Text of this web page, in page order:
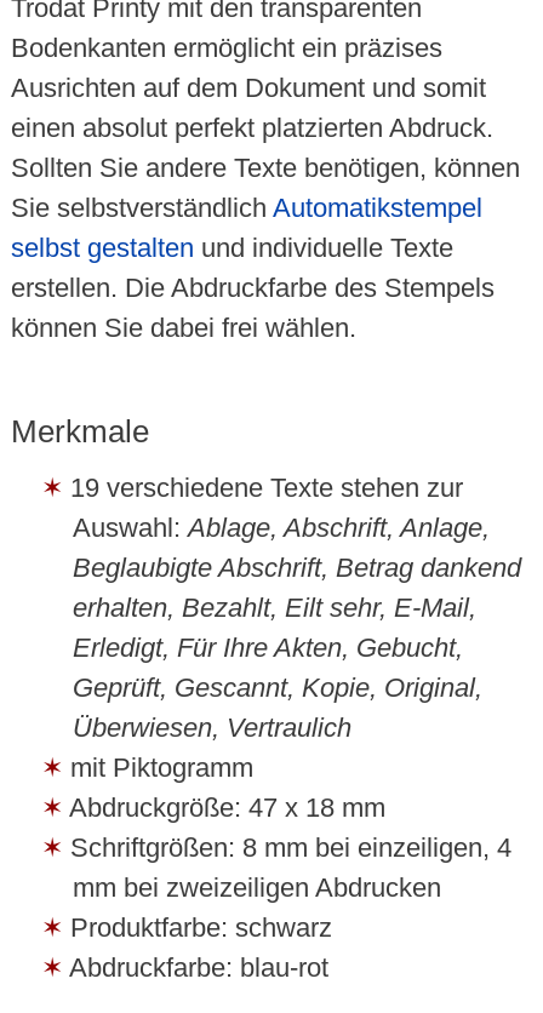
Trodat Printy mit den transparenten
Bodenkanten ermöglicht ein präzises
Ausrichten auf dem Dokument und somit
einen absolut perfekt platzierten Abdruck.
Sollten Sie andere Texte benötigen, können
Sie selbstverständlich Automatikstempel
selbst gestalten und individuelle Texte
erstellen. Die Abdruckfarbe des Stempels
können Sie dabei frei wählen.
Merkmale
19 verschiedene Texte stehen zur
Auswahl:Ablage, Abschrift, Anlage,
Beglaubigte Abschrift, Betrag dankend
erhalten, Bezahlt, Eilt sehr, E-Mail,
Erledigt, Für Ihre Akten, Gebucht,
Geprüft, Gescannt, Kopie, Original,
Überwiesen, Vertraulich
mit Piktogramm
Abdruckgröße: 47 x 18 mm
Schriftgrößen: 8 mm bei einzeiligen, 4
mm bei zweizeiligen Abdrucken
Produktfarbe: schwarz
Abdruckfarbe: blau-rot